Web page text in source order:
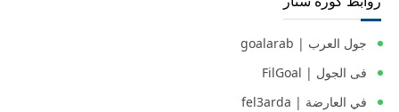
جول العرب | goalarab
فى الجول | FilGoal
في العارضة | fel3arda